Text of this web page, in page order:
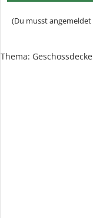
(Du musst
Thema: